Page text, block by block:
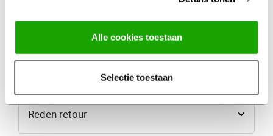
Alle cookies toestaan
Selectie toestaan
IBAN-rekeningnummer*